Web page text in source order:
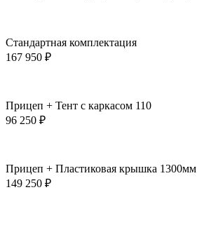
Стандартная комплектация
167 950 ₽
Прицеп + Тент с каркасом 110
96 250 ₽
Прицеп + Пластиковая крышка 1300мм
149 250 ₽